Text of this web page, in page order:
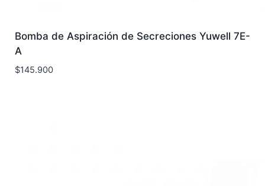
Bomba de Aspiración de Secreciones Yuwell 7E-
A
$145.900